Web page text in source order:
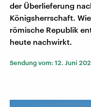
der Überlieferung
Königsherrschaft.
römische Republik
heute nachwirkt.
Sendung vom: 12. Juni